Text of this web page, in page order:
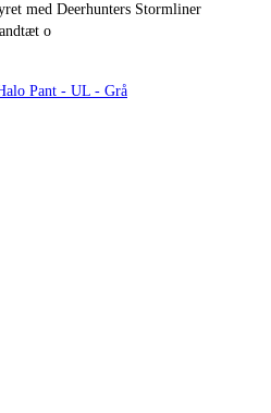
med Deerhunters Stormliner
o